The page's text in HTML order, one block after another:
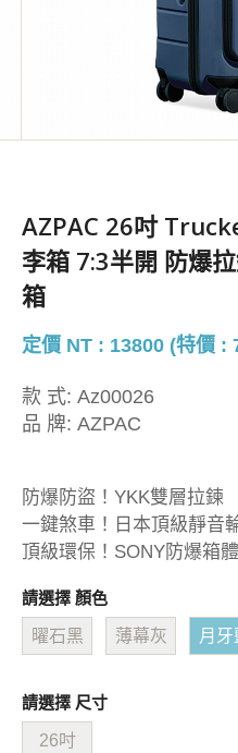
AZPAC 26吋
李箱 7:3半開 防爆
箱
定價 NT : 13800 (特價 :
款 式: Az00026
品 牌: AZPAC
防爆防盜！YKK雙層拉鍊
一鍵煞車！日本頂級靜音
頂級環保！SONY防爆箱體
請選擇 顏色
曜石黑 薄幕灰 月牙
請選擇 尺寸
26吋